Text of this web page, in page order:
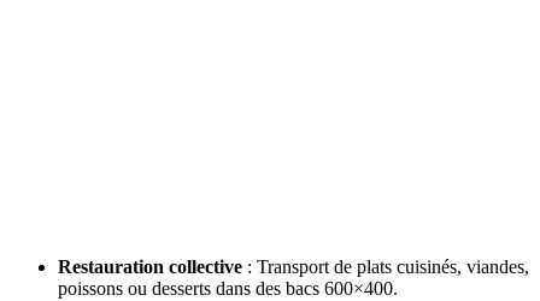
Restauration collective : Transport de plats cuisinés, viandes,
poissons ou desserts dans des bacs 600×400.